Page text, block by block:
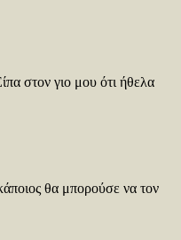
στον γιο μου ότι ήθελα
θα μπορούσε να τον